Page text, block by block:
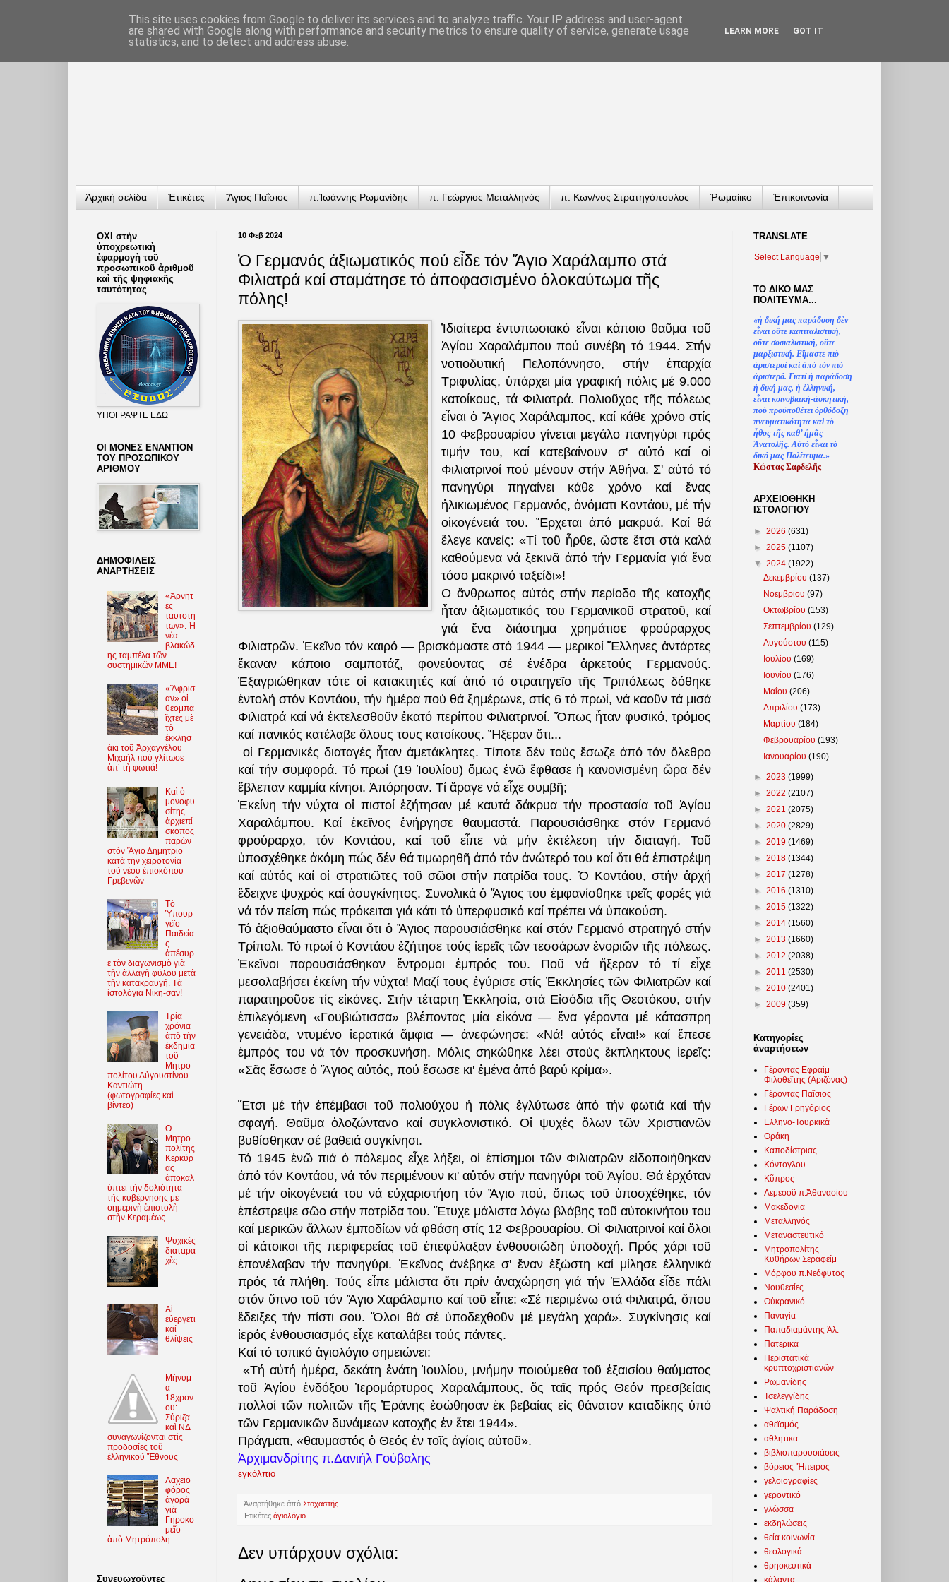
Ἀρχικὴ σελίδα Ἐτικέτες Ἅγιος Παΐσιος π.Ἰωάννης Ρωμανίδης π. Γεώργιος Μεταλληνός π. Κων/νος Στρατηγόπουλος Ῥωμαίικο Ἐπικοινωνία
10 Φεβ 2024
Ὁ Γερμανός ἀξιωματικός πού εἶδε τόν Ἅγιο Χαράλαμπο στά
Φιλιατρά καί σταμάτησε τό ἀποφασισμένο ὁλοκαύτωμα τῆς
πόλης!
Ἰδιαίτερα ἐντυπωσιακό εἶναι κάποιο θαῦμα τοῦ
Ἁγίου Χαραλάμπου πού συνέβη τό 1944. Στήν
νοτιοδυτική Πελοπόννησο, στήν ἐπαρχία
Τριφυλίας, ὑπάρχει μία γραφική πόλις μέ 9.000
κατοίκους, τά Φιλιατρά. Πολιοῦχος τῆς πόλεως
εἶναι ὁ Ἅγιος Χαράλαμπος, καί κάθε χρόνο στίς
10 Φεβρουαρίου γίνεται μεγάλο πανηγύρι πρός
τιμήν του, καί κατεβαίνουν σ' αὐτό καί οἱ
Φιλιατρινοί πού μένουν στήν Ἀθήνα. Σ' αὐτό τό
πανηγύρι πηγαίνει κάθε χρόνο καί ἕνας
ἡλικιωμένος Γερμανός, ὀνόματι Κοντάου, μέ τήν
οἰκογένειά του. Ἔρχεται ἀπό μακρυά. Καί θά
ἔλεγε κανείς: «Τί τοῦ ἦρθε, ὥστε ἔτσι στά καλά
καθούμενα νά ξεκινᾶ ἀπό τήν Γερμανία γιά ἕνα
τόσο μακρινό ταξείδι»!
Ο ἄνθρωπος αὐτός στήν περίοδο τῆς κατοχῆς
ἦταν ἀξιωματικός του Γερμανικοῦ στρατοῦ, καί
γιά ἕνα διάστημα χρημάτισε φρούραρχος
Φιλιατρῶν. Ἐκεῖνο τόν καιρό — βρισκόμαστε στό 1944 — μερικοί Ἕλληνες ἀντάρτες
ἔκαναν κάποιο σαμποτάζ, φονεύοντας σέ ἐνέδρα ἀρκετούς Γερμανούς.
Ἐξαγριώθηκαν τότε οἱ κατακτητές καί ἀπό τό στρατηγεῖο τῆς Τριπόλεως δόθηκε
ἐντολή στόν Κοντάου, τήν ἡμέρα πού θά ξημέρωνε, στίς 6 τό πρωί, νά καοῦν τά μισά
Φιλιατρά καί νά ἐκτελεσθοῦν ἑκατό περίπου Φιλιατρινοί. Ὅπως ἦταν φυσικό, τρόμος
καί πανικός κατέλαβε ὅλους τους κατοίκους. Ἤξεραν ὅτι...
οἱ Γερμανικές διαταγές ἦταν ἀμετάκλητες. Τίποτε δέν τούς ἔσωζε ἀπό τόν ὄλεθρο
καί τήν συμφορά. Τό πρωί (19 Ἰουλίου) ὅμως ἐνῶ ἔφθασε ἡ κανονισμένη ὥρα δέν
ἔβλεπαν καμμία κίνησι. Ἀπόρησαν. Τί ἄραγε νά εἶχε συμβῆ;
Ἐκείνη τήν νύχτα οἱ πιστοί ἐζήτησαν μέ καυτά δάκρυα τήν προστασία τοῦ Ἁγίου
Χαραλάμπου. Καί ἐκεῖνος ἐνήργησε θαυμαστά. Παρουσιάσθηκε στόν Γερμανό
φρούραρχο, τόν Κοντάου, καί τοῦ εἶπε νά μήν ἐκτέλεση τήν διαταγή. Τοῦ
ὑποσχέθηκε ἀκόμη πώς δέν θά τιμωρηθῆ ἀπό τόν ἀνώτερό του καί ὅτι θά ἐπιστρέψη
καί αὐτός καί οἱ στρατιῶτες τοῦ σῶοι στήν πατρίδα τους. Ὁ Κοντάου, στήν ἀρχή
ἔδειχνε ψυχρός καί ἀσυγκίνητος. Συνολικά ὁ Ἅγιος του ἐμφανίσθηκε τρεῖς φορές γιά
νά τόν πείση πώς πρόκειται γιά κάτι τό ὑπερφυσικό καί πρέπει νά ὑπακούση.
Τό ἀξιοθαύμαστο εἶναι ὅτι ὁ Ἅγιος παρουσιάσθηκε καί στόν Γερμανό στρατηγό στήν
Τρίπολι. Τό πρωί ὁ Κοντάου ἐζήτησε τούς ἱερεῖς τῶν τεσσάρων ἐνοριῶν τῆς πόλεως.
Ἐκεῖνοι παρουσιάσθηκαν ἔντρομοι ἐμπρός του. Ποῦ νά ἤξεραν τό τί εἶχε
μεσολαβήσει ἐκείνη τήν νύχτα! Μαζί τους ἐγύρισε στίς Ἐκκλησίες τῶν Φιλιατρῶν καί
παρατηροῦσε τίς εἰκόνες. Στήν τέταρτη Ἐκκλησία, στά Εἰσόδια τῆς Θεοτόκου, στήν
ἐπιλεγόμενη «Γουβιώτισσα» βλέποντας μία εἰκόνα — ἕνα γέροντα μέ κάτασπρη
γενειάδα, ντυμένο ἱερατικά ἄμφια — ἀνεφώνησε: «Νά! αὐτός εἶναι!» καί ἔπεσε
ἐμπρός του νά τόν προσκυνήση. Μόλις σηκώθηκε λέει στούς ἔκπληκτους ἱερεῖς:
«Σᾶς ἔσωσε ὁ Ἅγιος αὐτός, πού ἔσωσε κι' ἐμένα ἀπό βαρύ κρίμα».
Ἔτσι μέ τήν ἐπέμβασι τοῦ πολιούχου ἡ πόλις ἐγλύτωσε ἀπό τήν φωτιά καί τήν
σφαγή. Θαῦμα ὁλοζώντανο καί συγκλονιστικό. Οἱ ψυχές ὅλων τῶν Χριστιανῶν
βυθίσθηκαν σέ βαθειά συγκίνησι.
Τό 1945 ἐνῶ πιά ὁ πόλεμος εἶχε λήξει, οἱ ἐπίσημοι τῶν Φιλιατρῶν εἰδοποιήθηκαν
ἀπό τόν Κοντάου, νά τόν περιμένουν κι' αὐτόν στήν πανηγύρι τοῦ Ἁγίου. Θά ἐρχόταν
μέ τήν οἰκογένειά του νά εὐχαριστήση τόν Ἅγιο πού, ὅπως τοῦ ὑποσχέθηκε, τόν
ἐπέστρεψε σῶο στήν πατρίδα του. Ἔτυχε μάλιστα λόγω βλάβης τοῦ αὐτοκινήτου του
καί μερικῶν ἄλλων ἐμποδίων νά φθάση στίς 12 Φεβρουαρίου. Οἱ Φιλιατρινοί καί ὅλοι
οἱ κάτοικοι τῆς περιφερείας τοῦ ἐπεφύλαξαν ἐνθουσιώδη ὑποδοχή. Πρός χάρι τοῦ
ἐπανέλαβαν τήν πανηγύρι. Ἐκεῖνος ἀνέβηκε σ' ἕναν ἐξώστη καί μίλησε ἑλληνικά
πρός τά πλήθη. Τούς εἶπε μάλιστα ὅτι πρίν ἀναχώρηση γιά τήν Ἑλλάδα εἶδε πάλι
στόν ὕπνο τοῦ τόν Ἅγιο Χαράλαμπο καί τοῦ εἶπε: «Σέ περιμένω στά Φιλιατρά, ὅπου
ἔδειξες τήν πίστι σου. Ὅλοι θά σέ ὑποδεχθοῦν μέ μεγάλη χαρά». Συγκίνησις καί
ἱερός ἐνθουσιασμός εἶχε καταλάβει τούς πάντες.
Καί τό τοπικό ἁγιολόγιο σημειώνει:
«Τή αὐτή ἡμέρα, δεκάτη ἐνάτη Ἰουλίου, μνήμην ποιούμεθα τοῦ ἐξαισίου θαύματος
τοῦ Ἁγίου ἐνδόξου Ἱερομάρτυρος Χαραλάμπους, ὅς ταῖς πρός Θεόν πρεσβείαις
πολλοί τῶν πολιτῶν τῆς Ἐράνης ἐσώθησαν ἐκ βεβαίας εἰς θάνατον καταδίκης ὑπό
τῶν Γερμανικῶν δυνάμεων κατοχῆς ἐν ἔτει 1944».
Πράγματι, «θαυμαστός ὁ Θεός ἐν τοῖς ἁγίοις αὐτοῦ».
Ἀρχιμανδρίτης π.Δανιήλ Γούβαλης
εγκόλπιο
Ἀναρτήθηκε ἀπὸ Στοχαστής
Ἐτικέτες ἁγιολόγιο
Δεν υπάρχουν σχόλια:
ΟΧΙ στὴν
ὑποχρεωτικὴ
ἐφαρμογὴ τοῦ
προσωπικοῦ ἀριθμοῦ
καὶ τῆς ψηφιακῆς
ταυτότητας
ΥΠΟΓΡΑΨΤΕ ΕΔΩ
ΟΙ ΜΟΝΕΣ ΕΝΑΝΤΙΟΝ
ΤΟΥ ΠΡΟΣΩΠΙΚΟΥ
ΑΡΙΘΜΟΥ
ΔΗΜΟΦΙΛΕΙΣ
ΑΝΑΡΤΗΣΕΙΣ
«Ἀρνητ
ὲς
ταυτοτή
των»: Ἡ
νέα
βλακώδ
ης ταμπέλα τῶν
συστημικῶν ΜΜΕ!
«Ἄφρισ
αν» οἱ
θεομπα
ῖχτες μὲ
τὸ
ἐκκλησ
άκι τοῦ Ἀρχαγγέλου
Μιχαὴλ ποὺ γλίτωσε
ἀπ’ τὴ φωτιά!
Καὶ ὁ
μονοφυ
σίτης
ἀρχιεπί
σκοπος
παρὼν
στὸν Ἅγιο Δημήτριο
κατὰ τὴν χειροτονία
τοῦ νέου ἐπισκόπου
Γρεβενῶν
Τὸ
Ὑπουρ
γεῖο
Παιδεία
ς
ἀπέσυρ
ε τὸν διαγωνισμὸ γιὰ
τὴν ἀλλαγὴ φύλου μετὰ
τὴν κατακραυγή. Τὰ
ἱστολόγια Νίκη-σαν!
Τρία
χρόνια
ἀπὸ τὴν
ἐκδημία
τοῦ
Μητρο
πολίτου Αὐγουστίνου
Καντιώτη
(φωτoγραφίες καὶ
βίντεο)
O
Μητρο
πολίτης
Κερκύρ
ας
ἀποκαλ
ύπτει τὴν δολιότητα
τῆς κυβέρνησης μὲ
σημερινὴ ἐπιστολὴ
στὴν Κεραμέως
Ψυχικὲς
διαταρα
χὲς
Αἱ
εὐεργετι
καί
θλίψεις
Μήνυμ
α
18χρον
ου:
Σύριζα
καὶ ΝΔ
συναγωνίζονται στὶς
προδοσίες τοῦ
ἑλληνικοῦ Ἔθνους
Λαχειο
φόρος
ἀγορὰ
γιὰ
Γηροκο
μεῖο
ἀπὸ Μητρόπολη...
Συνευωχοῦντες
TRANSLATΕ
Select Language ▼
ΤΟ ΔΙΚΟ ΜΑΣ
ΠΟΛΙΤΕΥΜΑ...
«ἡ δική μας παράδοση δὲν
εἶναι οὔτε καπιταλιστική,
οὔτε σοσιαλιστική, οὔτε
μαρξιστική. Εἴμαστε πιὸ
ἀριστεροὶ καὶ ἀπὸ τὸν πιὸ
ἀριστερό. Γιατίἡ παράδοση
ἡ δική μας, ἡ ἑλληνική,
εἶναι κοινοβιακὴ-ἀσκητική,
ποὺ προϋποθέτει ὀρθόδοξη
πνευματικότητα καὶ τὸ
ἦθος τῆς καθ’ἠμᾶς
Ἀνατολῆς. Αὐτὸ εἶναι τὸ
δικό μας Πολίτευμα.»
Κώστας Σαρδελῆς
ΑΡΧΕΙΟΘΗΚΗ
ΙΣΤΟΛΟΓΙΟΥ
► 2026 (631)
► 2025 (1107)
▼ 2024 (1922)
Δεκεμβρίου(137)
Νοεμβρίου(97)
Οκτωβρίου(153)
Σεπτεμβρίου(129)
Αυγούστου(115)
Ιουλίου(169)
Ιουνίου(176)
Μαΐου(206)
Απριλίου(173)
Μαρτίου(184)
Φεβρουαρίου(193)
Ιανουαρίου(190)
► 2023 (1999)
► 2022 (2107)
► 2021 (2075)
► 2020 (2829)
► 2019 (1469)
► 2018 (1344)
► 2017 (1278)
► 2016 (1310)
► 2015 (1322)
► 2014 (1560)
► 2013 (1660)
► 2012 (2038)
► 2011 (2530)
► 2010 (2401)
► 2009 (359)
Κατηγορίες
ἀναρτήσεων
Γέροντας Εφραίμ
Φιλοθεΐτης (Αριζόνας)
Γέροντας Παΐσιος
Γέρων Γρηγόριος
Ελληνο-Τουρκικὰ
Θράκη
Καποδίστριας
Κόντογλου
Κῦπρος
Λεμεσοῦ π.Ἀθανασίου
Μακεδονία
Μεταλληνός
Μεταναστευτικό
Μητροπολίτης
Κυθήρων Σεραφείμ
Μόρφου π.Νεόφυτος
Νουθεσίες
Οὐκρανικό
Παναγία
Παπαδιαμάντης Ἀλ.
Πατερικά
Περιστατικὰ
κρυπτοχριστιανῶν
Ρωμανίδης
Τσελεγγίδης
Ψαλτική Παράδοση
αθεϊσμός
αθλητικα
βιβλιοπαρουσιάσεις
βόρειος Ἤπειρος
γελοιογραφίες
γεροντικό
γλῶσσα
εκδηλώσεις
θεία κοινωνία
θεολογικά
θρησκευτικά
κάλαντα
This site uses cookies from Google to deliver its services and to analyze traffic. Your IP address and user-agent
are shared with Google along with performance and security metrics to ensure quality of service, generate usage
statistics, and to detect and address abuse.
LEARN MORE GOT IT